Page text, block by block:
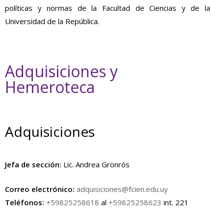
políticas y normas de la Facultad de Ciencias y de la
Universidad de la República.
Adquisiciones y
Hemeroteca
Adquisiciones
Jefa de sección: Lic. Andrea Gronrós
Correo electrónico: adquisiciones@fcien.edu.uy
Teléfonos: +59825258618 al +59825258623 int. 221